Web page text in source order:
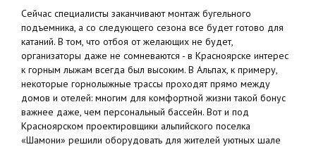
Сейчас специалисты заканчивают монтаж бугельного
подъемника, а со следующего сезона все будет готово для
катаний. В том, что отбоя от желающих не будет,
организаторы даже не сомневаются - в Красноярске интерес
к горным лыжам всегда был высоким. В Альпах, к примеру,
некоторые горнолыжные трассы проходят прямо между
домов и отелей: многим для комфортной жизни такой бонус
важнее даже, чем персональный бассейн. Вот и под
Красноярском проектировщики альпийского поселка
«Шамони» решили оборудовать для жителей уютных шале